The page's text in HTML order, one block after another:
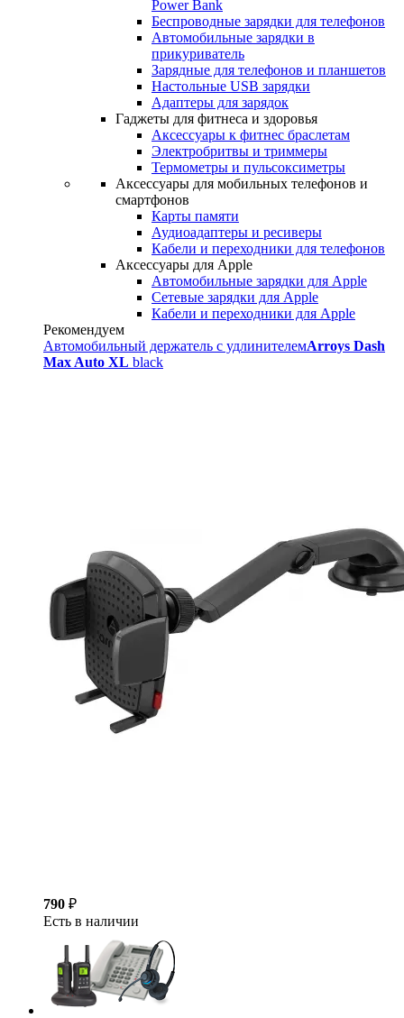
Power Bank
Беспроводные зарядки для телефонов
Автомобильные зарядки в
прикуриватель
Зарядные для телефонов и планшетов
Настольные USB зарядки
Адаптеры для зарядок
Гаджеты для фитнеса и здоровья
Аксессуары к фитнес браслетам
Электробритвы и триммеры
Термометры и пульсоксиметры
Аксессуары для мобильных телефонов и
смартфонов
Карты памяти
Аудиоадаптеры и ресиверы
Кабели и переходники для телефонов
Аксессуары для Apple
Автомобильные зарядки для Apple
Сетевые зарядки для Apple
Кабели и переходники для Apple
Рекомендуем
Автомобильный держатель с удлинителемArroys Dash
Max Auto XL black
790 ₽
Есть в наличии